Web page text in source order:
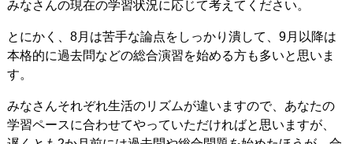
みなさんの現在の学習状況に応じて考えてください。
とにかく、8月は苦手な論点をしっかり潰して、9月以降は
本格的に過去問などの総合演習を始める方も多いと思いま
す。
みなさんそれぞれ生活のリズムが違いますので、あなたの
学習ペースに合わせてやっていただければと思いますが、